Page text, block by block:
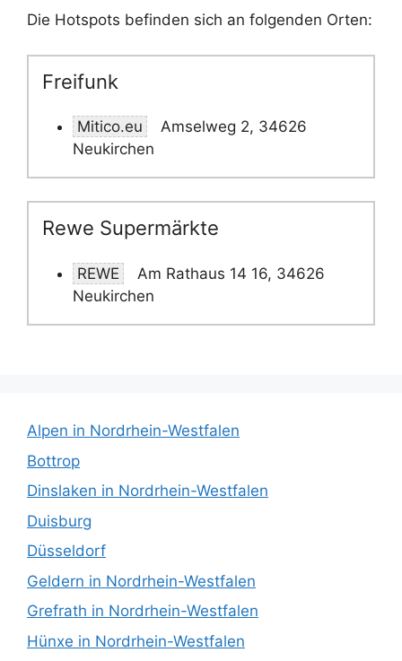
Die Hotspots befinden sich an folgenden Orten:
Freifunk
Mitico.eu
Amselweg 2, 34626
Neukirchen
Rewe Supermärkte
REWE
Am Rathaus 14 16, 34626
Neukirchen
Alpen in Nordrhein-Westfalen
Bottrop
Dinslaken in Nordrhein-Westfalen
Duisburg
Düsseldorf
Geldern in Nordrhein-Westfalen
Grefrath in Nordrhein-Westfalen
Hünxe in Nordrhein-Westfalen